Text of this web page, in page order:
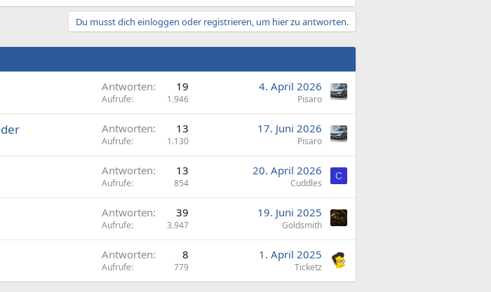
Du musst dich einloggen oder registrieren, um hier zu antworten.
Antworten 19
Aufrufe 1.946
4. April 2026
Pisaro
Antworten 13
Aufrufe 1.130
17. Juni 2026
Pisaro
Antworten 13
Aufrufe 854
20. April 2026
Cuddles
C
Antworten 39
Aufrufe 3.947
19. Juni 2025
Goldsmith
Antworten 8
Aufrufe 779
1. April 2025
Ticketz